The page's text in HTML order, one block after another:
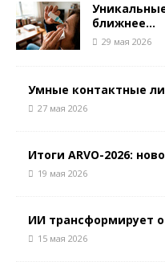
ближнее...
29 мая 2026
Умные контактные
27 мая 2026
Итоги ARVO-2026:
19 мая 2026
ИИ трансформирует
15 мая 2026